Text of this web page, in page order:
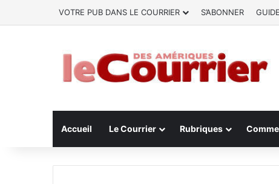
VOTRE PUB DANS LE COURRIER S’ABONNER
Accueil Le Courrier Rubriques